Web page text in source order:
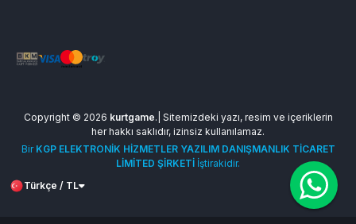
Copyright © 2026 kurtgame.| Sitemizdeki yazı, resim ve içeriklerin
her hakkı saklıdır, izinsiz kullanılamaz.
Bir KGP ELEKTRONİK HİZMETLER YAZILIM DANIŞMANLIK TİCARET
LİMİTED ŞİRKETİ İştirakidir.
Türkçe / TL